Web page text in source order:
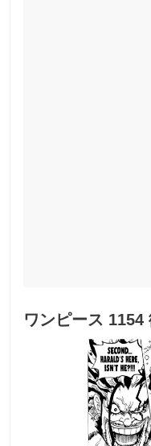
ワンピース 1154